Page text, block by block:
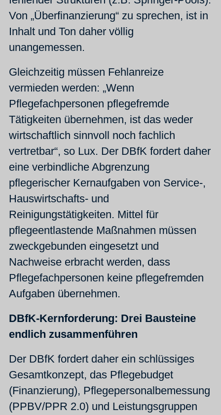
Von „Überfinanzierung“ zu sprechen, ist in
Inhalt und Ton daher völlig
unangemessen.
Gleichzeitig müssen Fehlanreize
vermieden werden: „Wenn
Pflegefachpersonen pflegefremde
Tätigkeiten übernehmen, ist das weder
wirtschaftlich sinnvoll noch fachlich
vertretbar“, so Lux. Der DBfK fordert daher
eine verbindliche Abgrenzung
pflegerischer Kernaufgaben von Service-,
Hauswirtschafts- und
Reinigungstätigkeiten. Mittel für
pflegeentlastende Maßnahmen müssen
zweckgebunden eingesetzt und
Nachweise erbracht werden, dass
Pflegefachpersonen keine pflegefremden
Aufgaben übernehmen.
DBfK-Kernforderung: Drei Bausteine
endlich zusammenführen
Der DBfK fordert daher ein schlüssiges
Gesamtkonzept, das Pflegebudget
(Finanzierung), Pflegepersonalbemessung
(PPBV/PPR 2.0) und Leistungsgruppen